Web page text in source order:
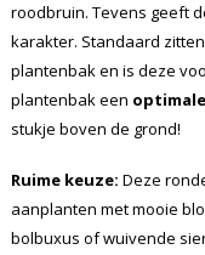
roodbruin. Tevens geeft
karakter. Standaard
plantenbak en is deze
plantenbak een
stukje boven de grond!
Ruime keuze: Deze
aanplanten met mooie
bolbuxus of wuivende